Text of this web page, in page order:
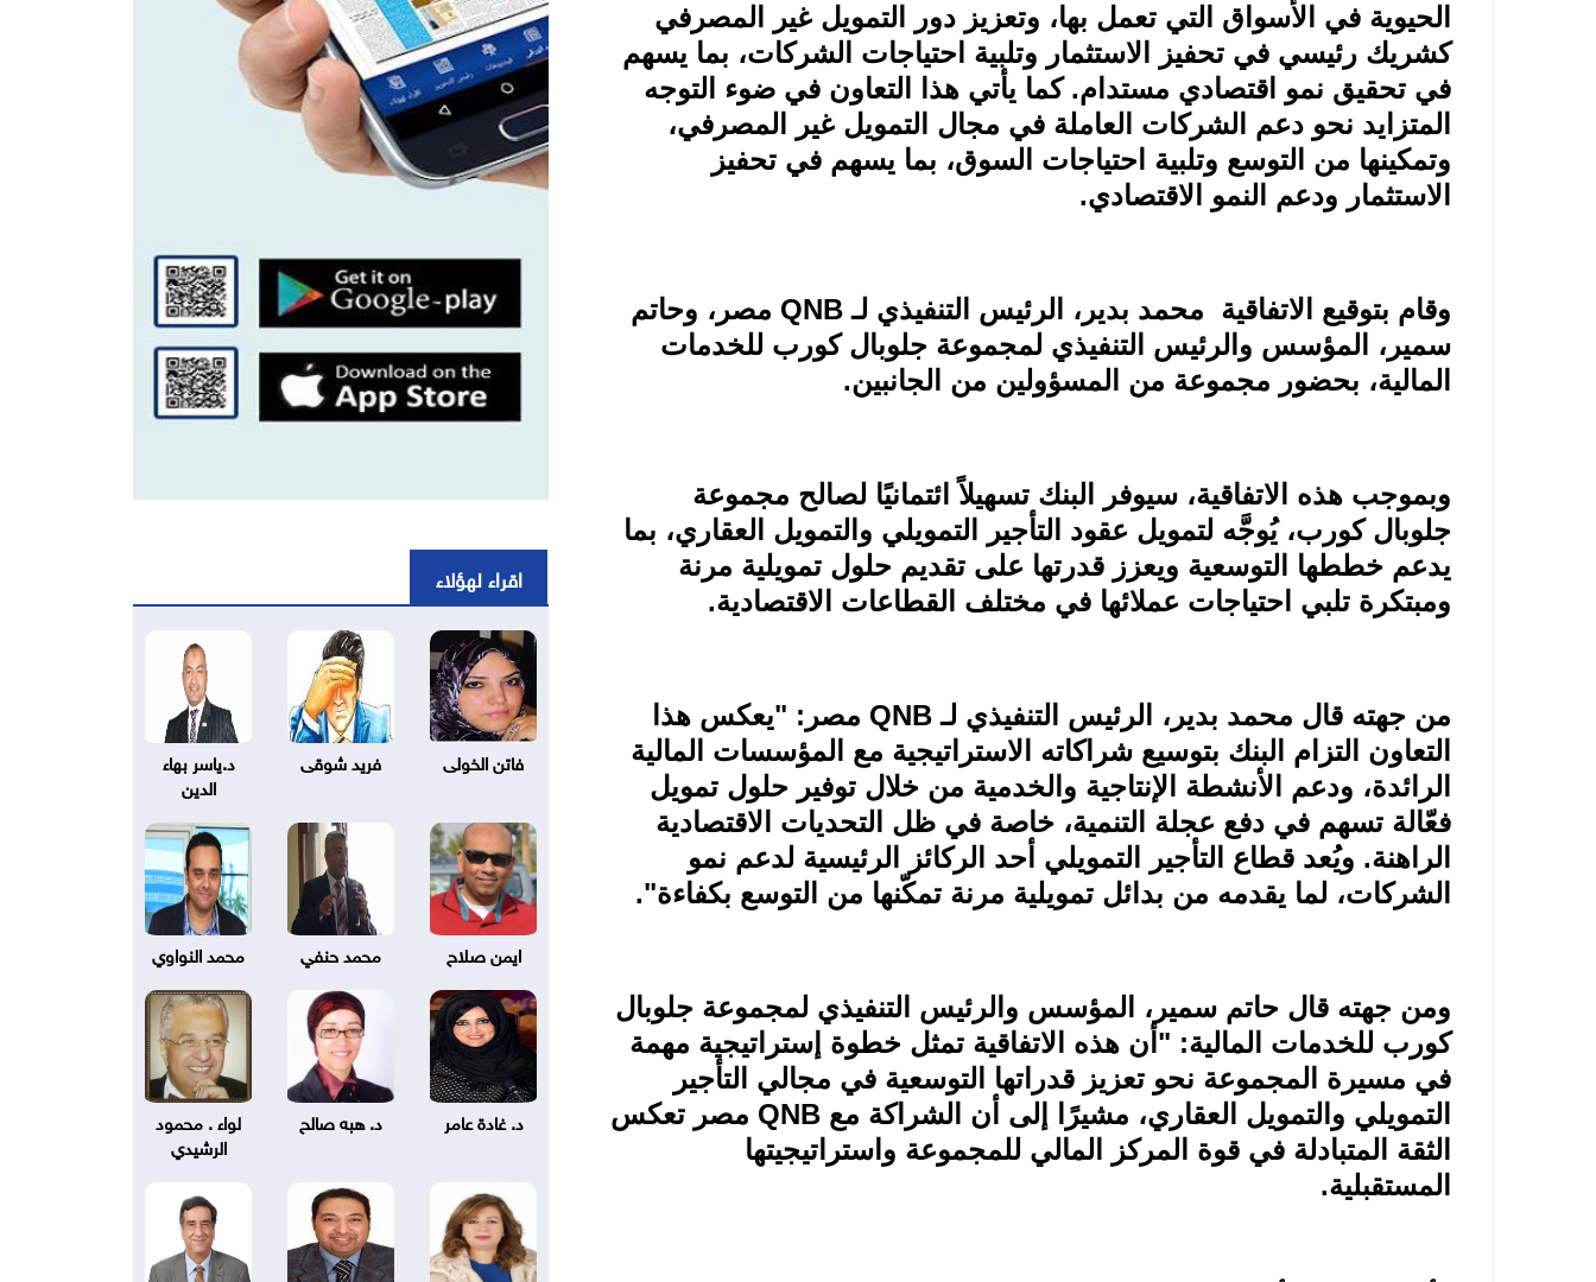
الحيوية في الأسواق التي تعمل بها، وتعزيز دور التمويل غير المصرفي
كشريك رئيسي في تحفيز الاستثمار وتلبية احتياجات الشركات، بما يسهم
في تحقيق نمو اقتصادي مستدام. كما يأتي هذا التعاون في ضوء التوجه
المتزايد نحو دعم الشركات العاملة في مجال التمويل غير المصرفي،
وتمكينها من التوسع وتلبية احتياجات السوق، بما يسهم في تحفيز
الاستثمار ودعم النمو الاقتصادي.
وقام بتوقيع الاتفاقية محمد بدير، الرئيس التنفيذي لـQNB مصر، وحاتم
سمير، المؤسس والرئيس التنفيذي لمجموعة جلوبال كورب للخدمات
المالية، بحضور مجموعة من المسؤولين من الجانبين.
وبموجب هذه الاتفاقية، سيوفر البنك تسهيلاً ائتمانيًا لصالح مجموعة
جلوبال كورب، يُوجَّه لتمويل عقود التأجير التمويلي والتمويل العقاري، بما
يدعم خططها التوسعية ويعزز قدرتها على تقديم حلول تمويلية مرنة
ومبتكرة تلبي احتياجات عملائها في مختلف القطاعات الاقتصادية.
من جهته قال محمد بدير، الرئيس التنفيذي لـQNB مصر: "يعكس هذا
التعاون التزام البنك بتوسيع شراكاته الاستراتيجية مع المؤسسات المالية
الرائدة، ودعم الأنشطة الإنتاجية والخدمية من خلال توفير حلول تمويل
فعّالة تسهم في دفع عجلة التنمية، خاصة في ظل التحديات الاقتصادية
الراهنة. ويُعد قطاع التأجير التمويلي أحد الركائز الرئيسية لدعم نمو
الشركات، لما يقدمه من بدائل تمويلية مرنة تمكّنها من التوسع بكفاءة."
ومن جهته قال حاتم سمير، المؤسس والرئيس التنفيذي لمجموعة جلوبال
كورب للخدمات المالية: "أن هذه الاتفاقية تمثل خطوة إستراتيجية مهمة
في مسيرة المجموعة نحو تعزيز قدراتها التوسعية في مجالي التأجير
التمويلي والتمويل العقاري، مشيرًا إلى أن الشراكة مع QNB مصر تعكس
الثقة المتبادلة في قوة المركز المالي للمجموعة واستراتيجيتها
المستقبلية.
اقراء لهؤلاء
فاتن الخولى فريد شوقى
د.ياسر بهاء
الدين
ايمن صلاح محمد حنفي محمد النواوي
د. غادة عامر د. هبه صالح
لواء . محمود
الرشيدي